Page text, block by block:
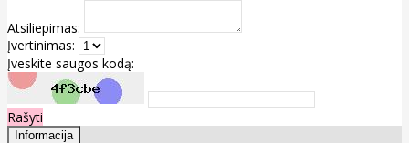
Atsiliepimas:
Įvertinimas:
Įveskite saugos kodą:
Rašyti
Informacija